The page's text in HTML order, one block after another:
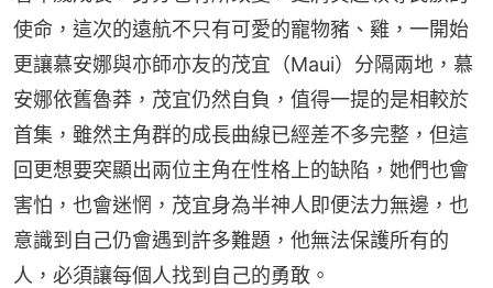
使命，這次的遠航不只有可愛的寵物豬、雞，一開始
更讓慕安娜與亦師亦友的茂宜（Maui）分隔兩地，慕
安娜依舊魯莽，茂宜仍然自負，值得一提的是相較於
首集，雖然主角群的成長曲線已經差不多完整，但這
回更想要突顯出兩位主角在性格上的缺陷，她們也會
害怕，也會迷惘，茂宜身為半神人即便法力無邊，也
意識到自己仍會遇到許多難題，他無法保護所有的
人，必須讓每個人找到自己的勇敢。